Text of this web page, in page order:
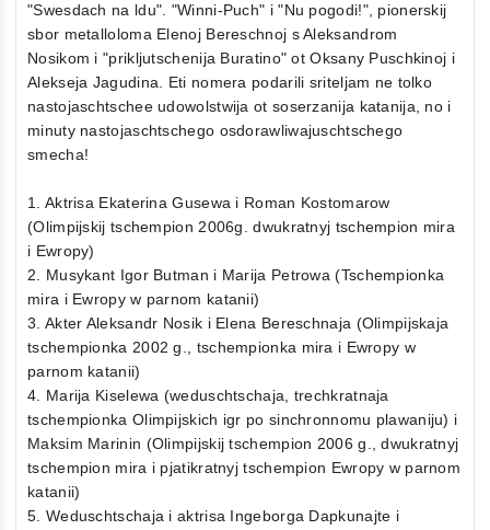
"Swesdach na ldu". "Winni-Puch" i "Nu pogodi!", pionerskij
sbor metalloloma Elenoj Bereschnoj s Aleksandrom
Nosikom i "prikljutschenija Buratino" ot Oksany Puschkinoj i
Alekseja Jagudina. Eti nomera podarili sriteljam ne tolko
nastojaschtschee udowolstwija ot soserzanija katanija, no i
minuty nastojaschtschego osdorawliwajuschtschego
smecha!
1. Aktrisa Ekaterina Gusewa i Roman Kostomarow
(Olimpijskij tschempion 2006g. dwukratnyj tschempion mira
i Ewropy)
2. Musykant Igor Butman i Marija Petrowa (Tschempionka
mira i Ewropy w parnom katanii)
3. Akter Aleksandr Nosik i Elena Bereschnaja (Olimpijskaja
tschempionka 2002 g., tschempionka mira i Ewropy w
parnom katanii)
4. Marija Kiselewa (weduschtschaja, trechkratnaja
tschempionka Olimpijskich igr po sinchronnomu plawaniju) i
Maksim Marinin (Olimpijskij tschempion 2006 g., dwukratnyj
tschempion mira i pjatikratnyj tschempion Ewropy w parnom
katanii)
5. Weduschtschaja i aktrisa Ingeborga Dapkunajte i